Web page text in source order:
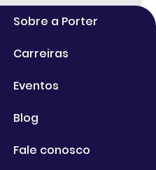
Sobre a Porter
Carreiras
Eventos
Blog
Fale conosco